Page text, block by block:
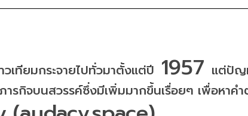
เทียมกระจายไปทั่วมาตั้งแต่ปี 1957 แต่ปัญ
รกิจบนสวรรค์ซึ่งมีเพิ่มมากขึ้นเรื่อยๆ เพื่อหาค